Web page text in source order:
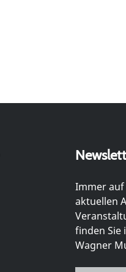
Immer
aktuellen
finden Sie
Wagner